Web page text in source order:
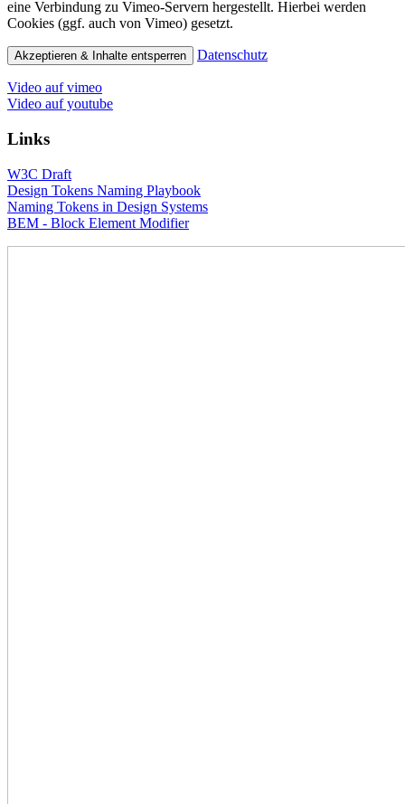
eine Verbindung zu Vimeo-Servern hergestellt. Hierbei werden
Cookies (ggf. auch von Vimeo) gesetzt.
Akzeptieren & Inhalte entsperren Datenschutz
Video auf vimeo
Video auf youtube
Links
W3C Draft
Design Tokens Naming Playbook
Naming Tokens in Design Systems
BEM - Block Element Modifier